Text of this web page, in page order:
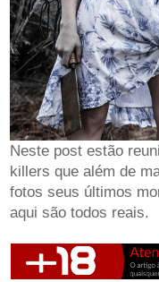
Neste post estão
killers que além de
fotos seus últimos
aqui são todos reais.